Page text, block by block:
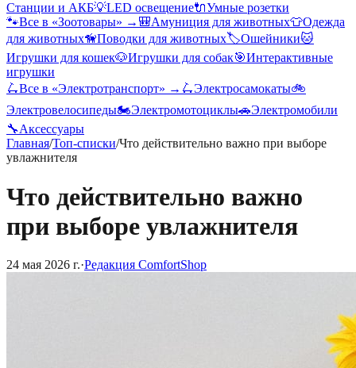
Станции и АКБ💡LED освещение🔌Умные розетки
🐾Все в «Зоотовары» → 🎒Амуниция для животных👕Одежда
для животных🦮Поводки для животных🏷️Ошейники🐱
Игрушки для кошек🐶Игрушки для собак🎯Интерактивные
игрушки
🛴Все в «Электротранспорт» → 🛴Электросамокаты🚲
Электровелосипеды🏍️Электромотоциклы🚗Электромобили
🔧Аксессуары
Главная/Топ-списки/Что действительно важно при выборе
увлажнителя
Что действительно важно
при выборе увлажнителя
24 мая 2026 г.·Редакция ComfortShop